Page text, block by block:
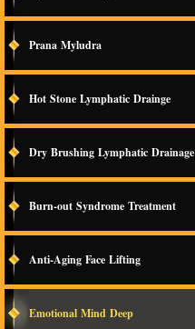
Prana Myludra
Hot Stone Lymphatic Drainge
Dry Brushing Lymphatic Drainage
Burn-out Syndrome Treatment
Anti-Aging Face Lifting
Emotional Mind Deep